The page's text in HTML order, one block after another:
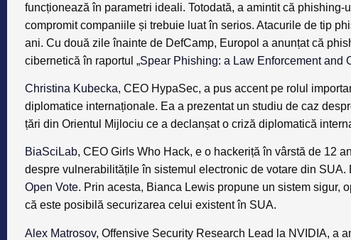
funcționează în parametri ideali. Totodată, a amintit că
compromit companiile și trebuie luat în serios. Atacurile de tip
ani. Cu două zile înainte de DefCamp, Europol a anunțat că
cibernetică în raportul „Spear Phishing: a Law Enforcement and
Christina Kubecka, CEO HypaSec, a pus accent pe rolul
diplomatice internaționale. Ea a prezentat un studiu de caz
țări din Orientul Mijlociu ce a declanșat o criză diplomatică
BiaSciLab, CEO Girls Who Hack, e o hackeriță în vârstă de 12
despre vulnerabilitățile în sistemul electronic de votare din
Open Vote. Prin acesta, Bianca Lewis propune un sistem sigur,
că este posibilă securizarea celui existent în SUA.
Alex Matrosov, Offensive Security Research Lead la NVIDIA, a